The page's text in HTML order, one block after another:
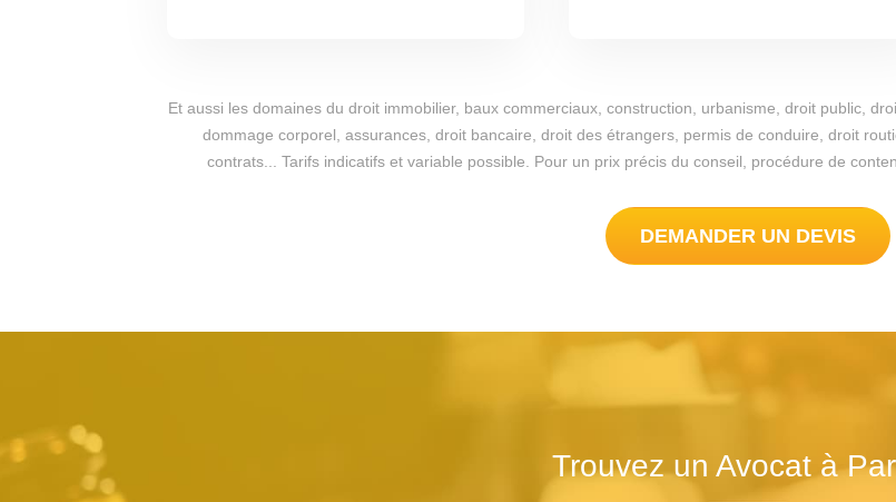
Et aussi les domaines du droit immobilier, baux commerciaux, construction, urbanisme, droit public,
dommage corporel, assurances, droit bancaire, droit des étrangers, permis de conduire, droit
contrats... Tarifs indicatifs et variable possible. Pour un prix précis du conseil, procédure de
DEMANDER UN DEVIS
Trouvez un Avocat à